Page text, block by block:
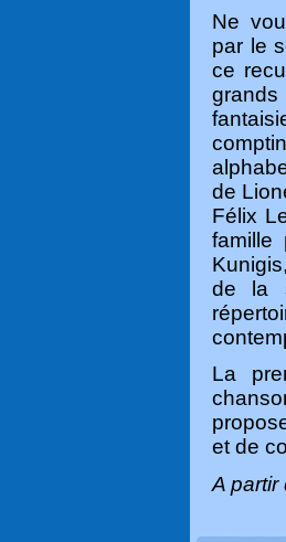
Ne
par le
ce
de
Félix
famille
de la
La
et de
A partir